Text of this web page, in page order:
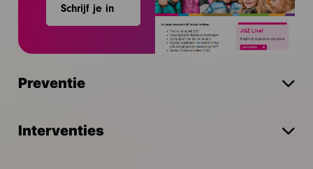
Schrijf je in
Preventie
Interventies